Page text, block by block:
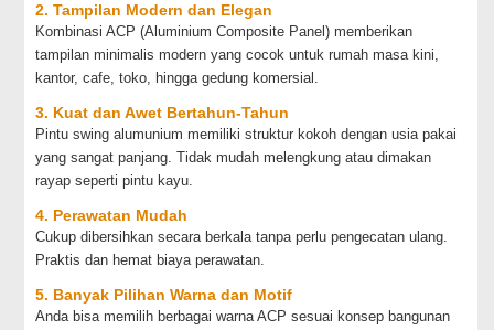
2. Tampilan Modern dan Elegan
Kombinasi ACP (Aluminium Composite Panel) memberikan
tampilan minimalis modern yang cocok untuk rumah masa kini,
kantor, cafe, toko, hingga gedung komersial.
3. Kuat dan Awet Bertahun-Tahun
Pintu swing alumunium memiliki struktur kokoh dengan usia pakai
yang sangat panjang. Tidak mudah melengkung atau dimakan
rayap seperti pintu kayu.
4. Perawatan Mudah
Cukup dibersihkan secara berkala tanpa perlu pengecatan ulang.
Praktis dan hemat biaya perawatan.
5. Banyak Pilihan Warna dan Motif
Anda bisa memilih berbagai warna ACP sesuai konsep bangunan